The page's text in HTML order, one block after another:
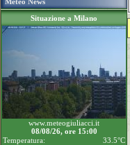
Situazione a Milano
www.meteogiuliacci.it
08/08/26, ore 15:00
Temperatura:
33.5°C